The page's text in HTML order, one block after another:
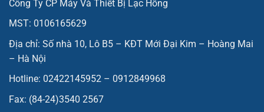
Công Ty CP Máy Và Thiết Bị Lạc Hồng
MST: 0106165629
Địa chỉ: Số nhà 10, Lô B5 – KĐT Mới Đại Kim – Hoàng Mai
– Hà Nội
Hotline: 02422145952 – 0912849968
Fax: (84-24)3540 2567